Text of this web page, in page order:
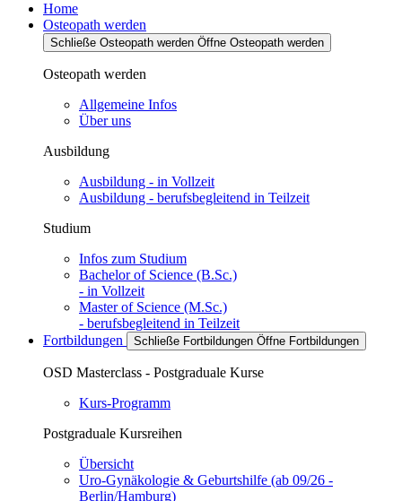
Home
Osteopath werden
Schließe Osteopath werden Öffne Osteopath werden
Osteopath werden
Allgemeine Infos
Über uns
Ausbildung
Ausbildung - in Vollzeit
Ausbildung - berufsbegleitend in Teilzeit
Studium
Infos zum Studium
Bachelor of Science (B.Sc.)
- in Vollzeit
Master of Science (M.Sc.)
- berufsbegleitend in Teilzeit
Fortbildungen
Schließe Fortbildungen Öffne Fortbildungen
OSD Masterclass - Postgraduale Kurse
Kurs-Programm
Postgraduale Kursreihen
Übersicht
Uro-Gynäkologie & Geburtshilfe (ab 09/26 -
Berlin/Hamburg)